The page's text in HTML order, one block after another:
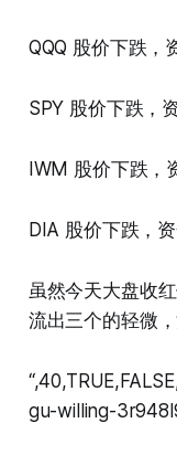
QQQ 股价下跌，
SPY 股价下跌，
IWM 股价下跌，
DIA 股价下跌，
虽然今天大盘收
流出三个的轻微
gu-willing-